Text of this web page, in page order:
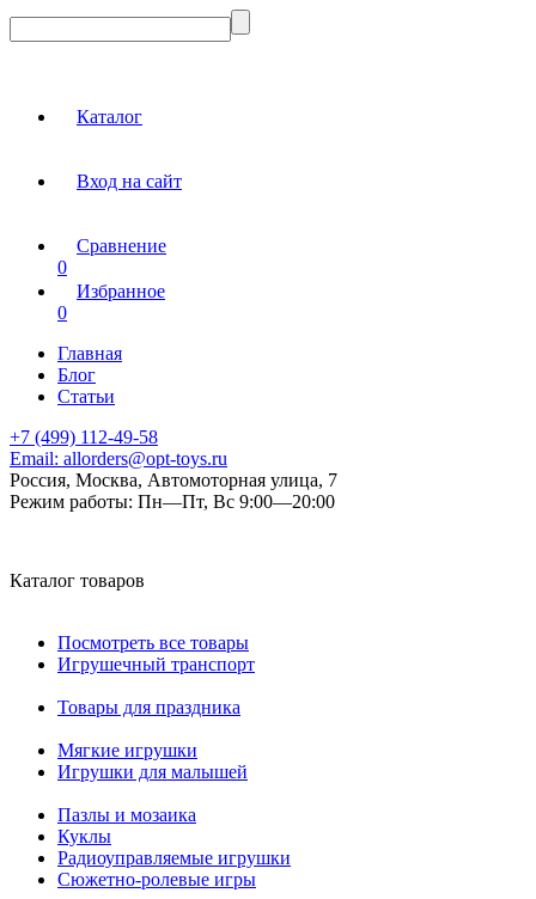
Каталог
Вход на сайт
Сравнение
0
Избранное
0
Главная
Блог
Статьи
+7 (499) 112-49-58
Email: allorders@opt-toys.ru
Россия, Москва, Автомоторная улица, 7
Режим работы: Пн—Пт, Вс 9:00—20:00
Каталог товаров
Посмотреть все товары
Игрушечный транспорт
Товары для праздника
Мягкие игрушки
Игрушки для малышей
Пазлы и мозаика
Куклы
Радиоуправляемые игрушки
Сюжетно-ролевые игры